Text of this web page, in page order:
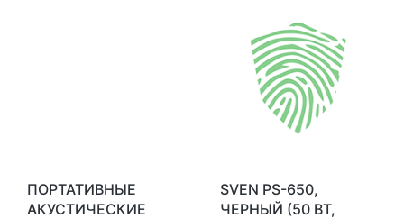
ПОРТАТИВНЫЕ
АКУСТИЧЕСКИЕ
SVEN PS-650,
ЧЕРНЫЙ (50 ВТ,